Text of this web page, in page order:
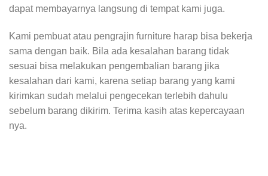
dapat membayarnya langsung di tempat kami juga.
Kami pembuat atau pengrajin furniture harap bisa bekerja
sama dengan baik. Bila ada kesalahan barang tidak
sesuai bisa melakukan pengembalian barang jika
kesalahan dari kami, karena setiap barang yang kami
kirimkan sudah melalui pengecekan terlebih dahulu
sebelum barang dikirim. Terima kasih atas kepercayaan
nya.